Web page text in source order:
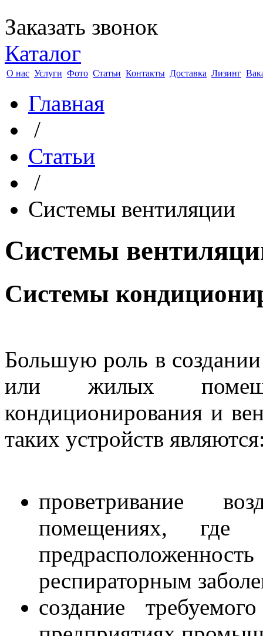
Заказать звонок
Каталог
О нас Услуги Фото Статьи Контакты Доставка Лизинг
Главная
/
Статьи
/
Системы вентиляции
Системы
Cистемы
Большую роль в
или жилых
кондиционирования и
таких устройств
проветривание
помещениях, где
респираторным
создание